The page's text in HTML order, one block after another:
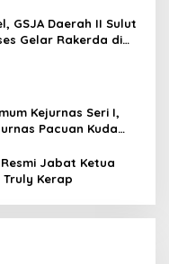
GSJA Daerah II Sulut
Gelar Rakerda di
Kejurnas Seri I,
Pacuan Kuda
Jabat Ketua
Truly Kerap